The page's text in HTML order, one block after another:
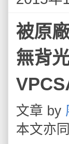
被原
無背
文章 by
本文亦